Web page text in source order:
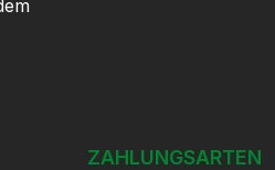
ZAHLUNGSARTEN